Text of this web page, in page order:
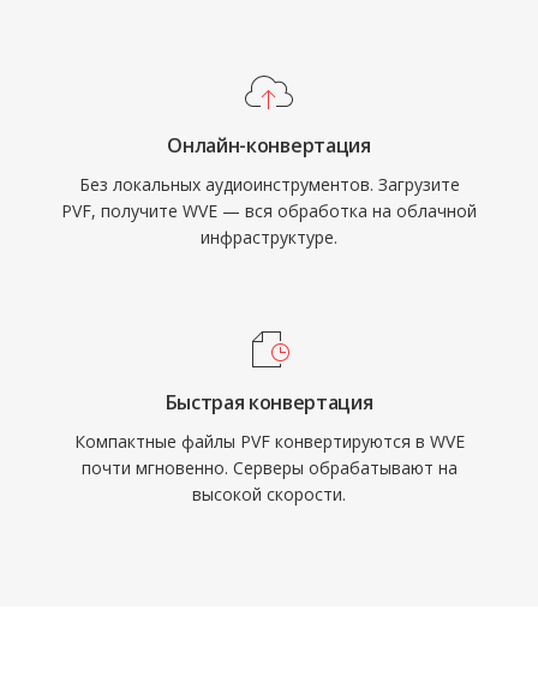
Онлайн-конвертация
Без локальных аудиоинструментов. Загрузите
PVF, получите WVE — вся обработка на облачной
инфраструктуре.
Быстрая конвертация
Компактные файлы PVF конвертируются в WVE
почти мгновенно. Серверы обрабатывают на
высокой скорости.